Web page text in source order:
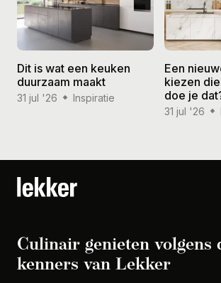
Dit is wat een keuken
duurzaam maakt
31 jul '26 Inspiratie
Een
kiezen
doe je
31 jul '26
Culinair genieten volgens
kenners van Lekker